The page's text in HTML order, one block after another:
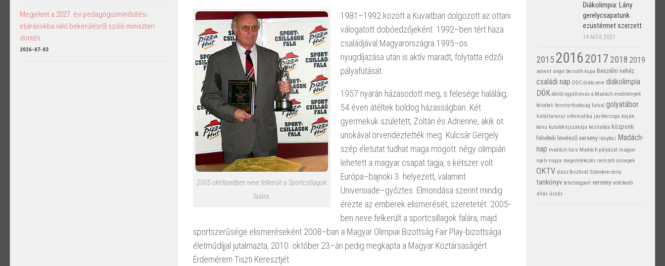
2005 októberében neve felkerült a Sportcsillagok
falára.
1981–1992 között a Kuvaitban dolgozott az ottani
válogatott dobóedzőjeként. 1992–ben tért haza
családjával Magyarországra.1995–ös
nyugdíjazása után is aktív maradt, folytatta edzői
pályafutását.
1957 nyarán házasodott meg, s felesége haláláig,
54 éven átéltek boldog házasságban. Két
gyermekük született, Zoltán és Adrienne, akik öt
unokával örvendeztették meg. Kulcsár Gergely
szép életutat tudhat maga mögött: négy olimpián
lehetett a magyar csapat tagja, s kétszer volt
Európa–bajnoki 3. helyezett, valamint
Universiade–győztes. Elmondása szerint mindig
érezte az emberek elismerését, szeretetét. 2005-
ben neve felkerült a sportcsillagok falára, majd
sportszerűsége elismeréseként 2008–ban a Magyar Olimpiai Bizottság Fair Play-bizottsága
életműdíjjal jutalmazta, 2010. október 23–án pedig megkapta a Magyar Köztársaságért
Érdemérem Tiszti Keresztjét.
Megjelent a 2027. évi pedagógusminősítési
eljárásokba való bekerülésről szóló miniszteri
döntés
2026-07-03
Diákolimpia: Lány
gerelycsapatunk
ezüstérmet szerzett
14 NOV, 2021
201520162017 2018 2019
advent angol bernáth kupa Beszélni nehéz
családi nap DDC diákcsere diákolimpia
DÖK döntő együtt olvas a Madách eredmények
felvételi fenntarthatóság futsal golyatábor
határtalanul informatika javítóvizsga kajak-
kenu kutatók éjszakája kézilabda központi
felvételi levelező verseny lányfoci Madách-
nap madách-túra Madách pályázat magyar
nyelv napja megemlékezés nemzeti ünnepek
OKTV olasz fesztivál Szónokverseny
tankönyv tehetségpont verseny vetélkedő
állás úszás